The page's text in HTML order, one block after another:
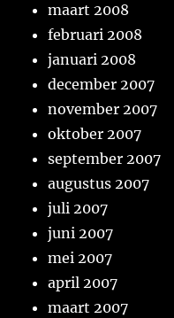
maart 2008
februari 2008
januari 2008
december 2007
november 2007
oktober 2007
september 2007
augustus 2007
juli 2007
juni 2007
mei 2007
april 2007
maart 2007